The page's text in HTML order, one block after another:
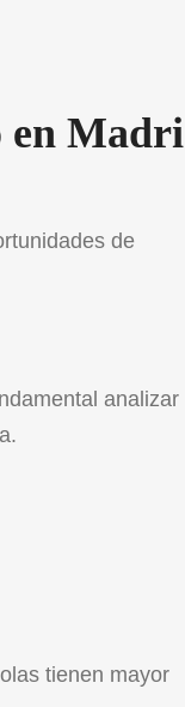
en Madri
de
analizar
tienen mayor